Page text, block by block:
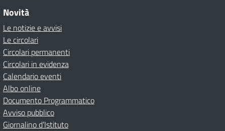
Novità
Le notizie e avvisi
Le circolari
Circolari permanenti
Circolari in evidenza
Calendario eventi
Albo online
Documento Programmatico
Avviso pubblico
Giornalino d’Istituto